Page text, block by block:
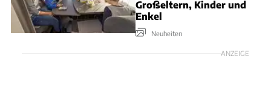
Großeltern, Kinder und
Enkel
Neuheiten
ANZEIGE